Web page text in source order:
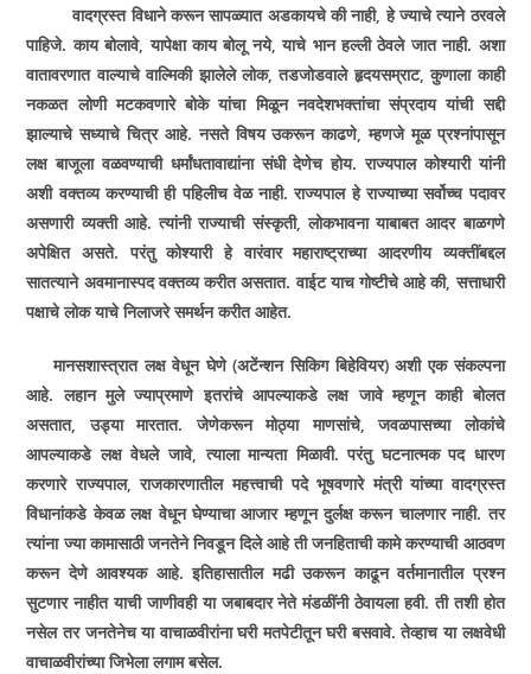
वादग्रस्त विधाने करून सापळ्यात अडकायचे की नाही,हे ज्याचे त्याने ठरवले
पाहिजे. काय बोलावे,यापेक्षा काय बोलू नये,याचे भान हल्ली ठेवले जात नाही. अशा
वातावरणात वाल्याचे वाल्मिकी झालेले लोक,तडजोडवाले हृदयसम्राट,कुणाला काही
नकळत लोणी मटकवणारे बोके यांचा मिळून नवदेशभक्तांचा संप्रदाय यांची सद्दी
झाल्याचे सध्याचे चित्र आहे. नसते विषय उकरून काढणे,म्हणजे मूळ प्रश्नांपासून
लक्ष बाजूला वळवण्याची धर्मांधतावाद्यांना संधी देणेच होय. राज्यपाल कोश्यारी यांनी
अशी वक्तव्य करण्याची ही पहिलीच वेळ नाही. राज्यपाल हे राज्याच्या सर्वोच्च पदावर
असणारी व्यक्ती आहे. त्यांनी राज्याची संस्कृती,लोकभावना याबाबत आदर बाळगणे
अपेक्षित असते. परंतु कोश्यारी हे वारंवार महाराष्ट्राच्या आदरणीय व्यक्तींबद्दल
सातत्याने अवमानास्पद वक्तव्य करीत असतात. वाईट याच गोष्टीचे आहे की,सत्ताधारी
पक्षाचे लोक याचे निलाजरे समर्थन करीत आहेत.
मानसशास्त्रात लक्ष वेधून घेणे (अटेंन्शन सिकिग बिहेवियर) अशी एक संकल्पना
आहे. लहान मुले ज्याप्रमाणे इतरांचे आपल्याकडे लक्ष जावे म्हणून काही बोलत
असतात, उड्या मारतात. जेणेकरून मोठ्या माणसांचे,जवळपासच्या लोकांचे
आपल्याकडे लक्ष वेधले जावे,त्याला मान्यता मिळावी. परंतु घटनात्मक पद धारण
करणारे राज्यपाल,राजकारणातील महत्त्वाची पदे भूषवणारे मंत्री यांच्या वादग्रस्त
विधानांकडे केवळ लक्ष वेधून घेण्याचा आजार म्हणून दुर्लक्ष करून चालणार नाही. तर
त्यांना ज्या कामासाठी जनतेने निवडून दिले आहे ती जनहिताची कामे करण्याची आठवण
करून देणे आवश्यक आहे. इतिहासातील मढी उकरून काढून वर्तमानातील प्रश्न
सुटणार नाहीत याची जाणीवही या जबाबदार नेते मंडळींनी ठेवायला हवी. ती तशी होत
नसेल तर जनतेनेच या वाचाळवीरांना घरी मतपेटीतून घरी बसवावे. तेव्हाच या लक्षवेधी
वाचाळवीरांच्या जिभेला लगाम बसेल.